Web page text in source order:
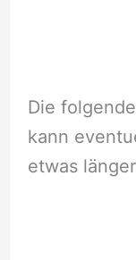
Die
kann
etwas